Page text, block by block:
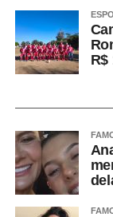
R$